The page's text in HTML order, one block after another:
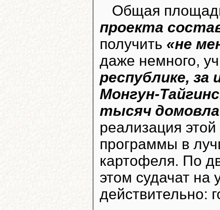
Общая
проекта
получить «не
даже немного,
республике, за
Монгун-
тысяч
реализация
программы в
картофеля. По
этом судачат на
действительно: